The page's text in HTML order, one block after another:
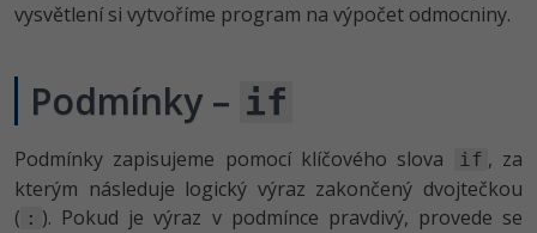
Copywriter
WordPress specialista
Algoritmy -41%
Umělá inteligence (AI)
Více
vysvětlení si vytvoříme program na výpočet odmocniny.
Podmínky – if
Podmínky zapisujeme pomocí klíčového slova if , za
kterým následuje logický výraz zakončený dvojtečkou
( : ). Pokud je výraz v podmínce pravdivý, provede se